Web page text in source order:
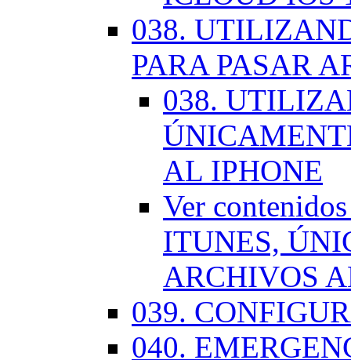
038.
PARA PASAR
038.
AL IPHONE
Ver
ITUNES,
ARCHIVOS
039.
040.